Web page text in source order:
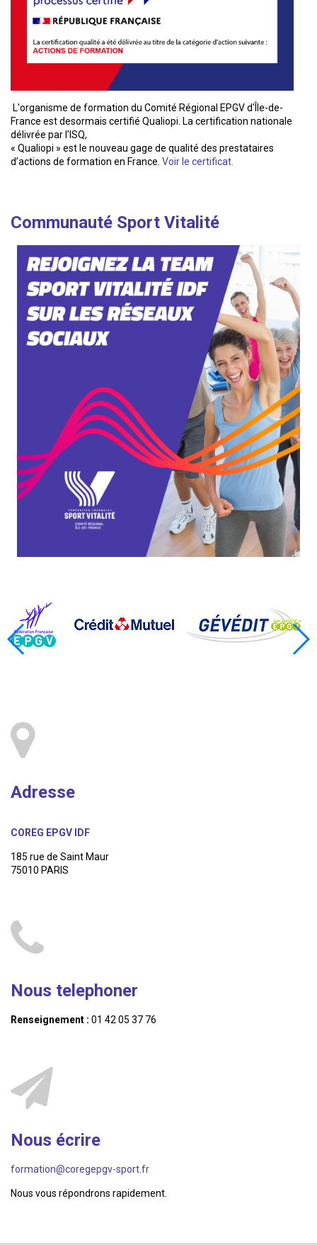
L'organisme de formation du Comité Régional EPGV d'Île-de-
France est desormais certifié Qualiopi. La certification nationale
délivrée par l’ISQ,
« Qualiopi » est le nouveau gage de qualité des prestataires
d’actions de formation en France. Voir le certificat.
Communauté Sport Vitalité
Adresse
COREG EPGV IDF
185 rue de Saint Maur
75010 PARIS
Nous telephoner
Renseignement : 01 42 05 37 76
Nous écrire
formation@coregepgv-sport.fr
Nous vous répondrons rapidement.